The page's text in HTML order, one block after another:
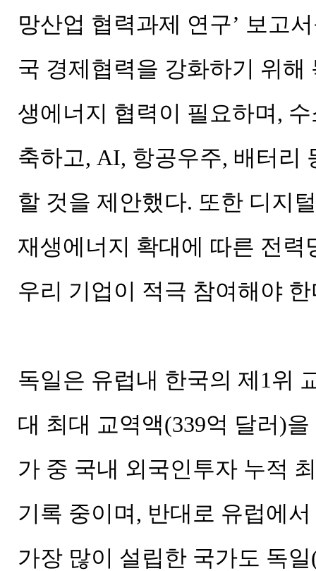
망산업 협력과제 연구’ 보고
국 경제협력을 강화하기 위해
생에너지 협력이 필요하며,
축하고, AI, 항공우주, 배터리
할 것을 제안했다. 또한 디지
재생에너지 확대에 따른 전력
우리 기업이 적극 참여해야
독일은 유럽내 한국의 제1위
대 최대 교역액(339억 달러)
가 중 국내 외국인투자 누적
기록 중이며, 반대로 유럽에
가장 많이 설립한 국가도 독